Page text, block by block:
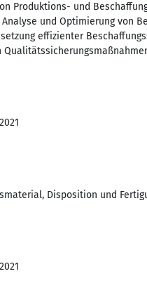
Produktions- und
und Optimierung von
effizienter
Disposition und